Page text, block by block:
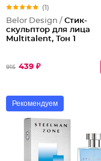
(1)
Belor Design / Стик-
скульптор для лица
Multitalent, Тон 1
915 439 ₽
Рекомендуем